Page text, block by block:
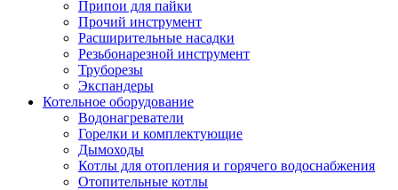
Припои для пайки
Прочий инструмент
Расширительные насадки
Резьбонарезной инструмент
Труборезы
Экспандеры
Котельное оборудование
Водонагреватели
Горелки и комплектующие
Дымоходы
Котлы для отопления и горячего водоснабжения
Отопительные котлы